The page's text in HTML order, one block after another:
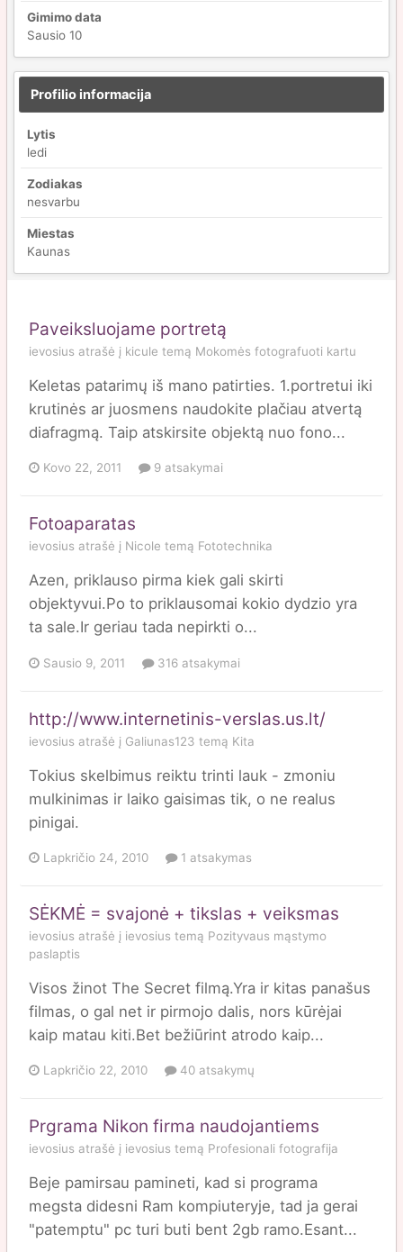
Gimimo data
Sausio 10
Profilio informacija
Lytis
ledi
Zodiakas
nesvarbu
Miestas
Kaunas
Paveiksluojame portretą
ievosius atrašė į kicule temą Mokomės fotografuoti kartu
Keletas patarimų iš mano patirties. 1.portretui iki
krutinės ar juosmens naudokite plačiau atvertą
diafragmą. Taip atskirsite objektą nuo fono...
Kovo 22, 2011 9 atsakymai
Fotoaparatas
ievosius atrašė į Nicole temą Fototechnika
Azen, priklauso pirma kiek gali skirti
objektyvui.Po to priklausomai kokio dydzio yra
ta sale.Ir geriau tada nepirkti o...
Sausio 9, 2011 316 atsakymai
http://www.internetinis-verslas.us.lt/
ievosius atrašė į Galiunas123 temą Kita
Tokius skelbimus reiktu trinti lauk - zmoniu
mulkinimas ir laiko gaisimas tik, o ne realus
pinigai.
Lapkričio 24, 2010 1 atsakymas
SĖKMĖ = svajonė + tikslas + veiksmas
ievosius atrašė į ievosius temą Pozityvaus mąstymo
paslaptis
Visos žinot The Secret filmą.Yra ir kitas panašus
filmas, o gal net ir pirmojo dalis, nors kūrėjai
kaip matau kiti.Bet bežiūrint atrodo kaip...
Lapkričio 22, 2010 40 atsakymų
Prgrama Nikon firma naudojantiems
ievosius atrašė į ievosius temą Profesionali fotografija
Beje pamirsau pamineti, kad si programa
megsta didesni Ram kompiuteryje, tad ja gerai
"patemptu" pc turi buti bent 2gb ramo.Esant...